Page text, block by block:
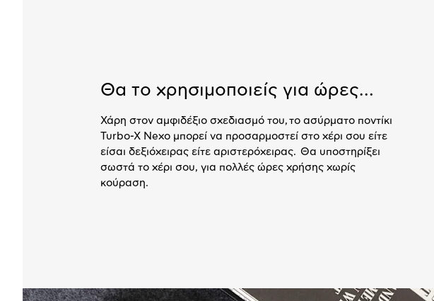
Θα το χρησιμοποιείς για ώρες…
Χάρη στον αμφιδέξιο σχεδιασμό του, το ασύρματο ποντίκι
Turbo-X Nexo μπορεί να προσαρμοστεί στο χέρι σου είτε
είσαι δεξιόχειρας είτε αριστερόχειρας. Θα υποστηρίξει
σωστά το χέρι σου, για πολλές ώρες χρήσης χωρίς
κούραση.